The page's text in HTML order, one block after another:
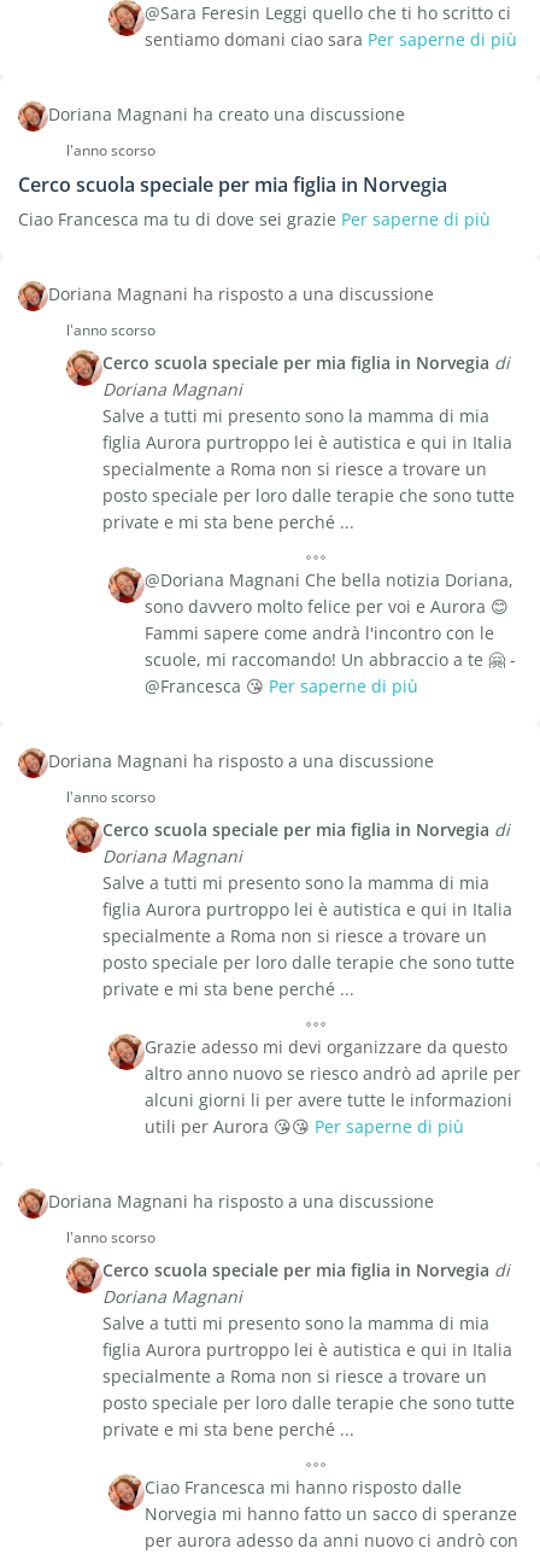
@Sara Feresin Leggi quello che ti ho scritto ci
sentiamo domani ciao sara Per saperne di più
Doriana Magnani ha creato una discussione
l'anno scorso
Cerco scuola speciale per mia figlia in Norvegia
Ciao Francesca ma tu di dove sei grazie Per saperne di più
Doriana Magnani ha risposto a una discussione
l'anno scorso
Cerco scuola speciale per mia figlia in Norvegia di
Doriana Magnani
Salve a tutti mi presento sono la mamma di mia
figlia Aurora purtroppo lei è autistica e qui in Italia
specialmente a Roma non si riesce a trovare un
posto speciale per loro dalle terapie che sono tutte
private e mi sta bene perché ...
@Doriana Magnani Che bella notizia Doriana,
sono davvero molto felice per voi e Aurora 😊
Fammi sapere come andrà l'incontro con le
scuole, mi raccomando! Un abbraccio a te 🤗 -
@Francesca 😘 Per saperne di più
Doriana Magnani ha risposto a una discussione
l'anno scorso
Cerco scuola speciale per mia figlia in Norvegia di
Doriana Magnani
Salve a tutti mi presento sono la mamma di mia
figlia Aurora purtroppo lei è autistica e qui in Italia
specialmente a Roma non si riesce a trovare un
posto speciale per loro dalle terapie che sono tutte
private e mi sta bene perché ...
Grazie adesso mi devi organizzare da questo
altro anno nuovo se riesco andrò ad aprile per
alcuni giorni li per avere tutte le informazioni
utili per Aurora 😘😘 Per saperne di più
Doriana Magnani ha risposto a una discussione
l'anno scorso
Cerco scuola speciale per mia figlia in Norvegia di
Doriana Magnani
Salve a tutti mi presento sono la mamma di mia
figlia Aurora purtroppo lei è autistica e qui in Italia
specialmente a Roma non si riesce a trovare un
posto speciale per loro dalle terapie che sono tutte
private e mi sta bene perché ...
Ciao Francesca mi hanno risposto dalle
Norvegia mi hanno fatto un sacco di speranze
per aurora adesso da anni nuovo ci andrò con